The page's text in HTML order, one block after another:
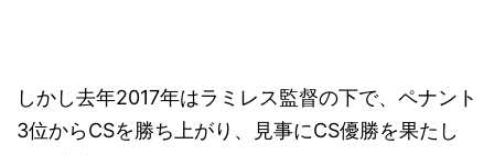
しかし去年2017年はラミレス監督の下で、ペナント
3位からCSを勝ち上がり、見事にCS優勝を果たし